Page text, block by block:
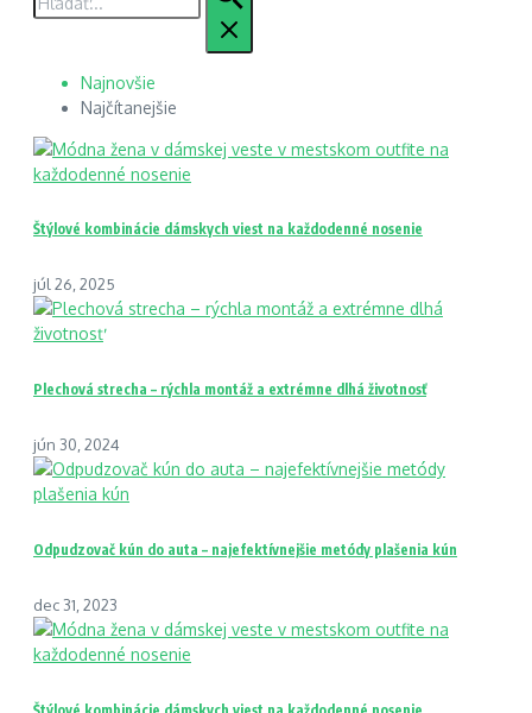
Najnovšie
Najčítanejšie
Štýlové kombinácie dámskych viest na každodenné nosenie
júl 26, 2025
Plechová strecha – rýchla montáž a extrémne dlhá životnosť
jún 30, 2024
Odpudzovač kún do auta – najefektívnejšie metódy plašenia kún
dec 31, 2023